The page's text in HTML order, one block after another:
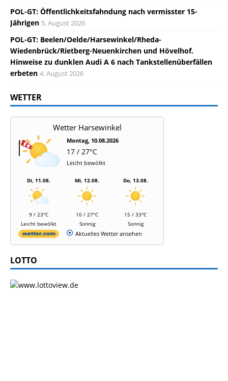
POL-GT: Öffentlichkeitsfahndung nach vermisster 15-
Jährigen 5. August 2026
POL-GT: Beelen/Oelde/Harsewinkel/Rheda-
Wiedenbrück/Rietberg-Neuenkirchen und Hövelhof.
Hinweise zu dunklen Audi A 6 nach Tankstellenüberfällen
erbeten 4. August 2026
WETTER
Wetter Harsewinkel
Montag, 10.08.2026
17 / 27°C
Leicht bewölkt
Di, 11.08.
9 / 23°C
Leicht bewölkt
Mi, 12.08.
10 / 27°C
Sonnig
Do, 13.08.
15 / 33°C
Sonnig
Aktuelles Wetter ansehen
LOTTO